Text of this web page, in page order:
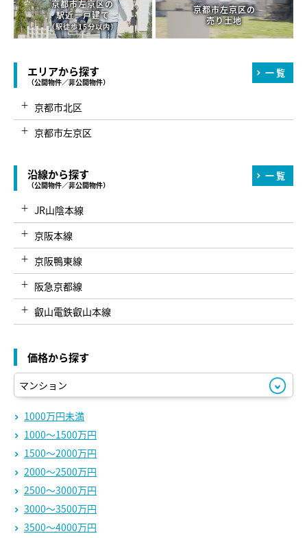
京都市左京区の
駅近一戸建て
（駅徒歩15分以内）
京都市左京区の
売り土地
エリアから探す
（公開物件／非公開物件）
一覧
京都市北区
京都市左京区
沿線から探す
（公開物件／非公開物件）
一覧
JR山陰本線
京阪本線
京阪鴨東線
阪急京都線
叡山電鉄叡山本線
京都市営烏丸線
京都市営東西線
京福電鉄北野線
価格から探す
1000万円未満
1000～1500万円
1500～2000万円
2000～2500万円
2500～3000万円
3000～3500万円
3500～4000万円